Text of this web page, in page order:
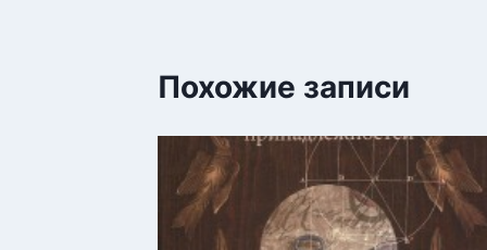
Похожие записи